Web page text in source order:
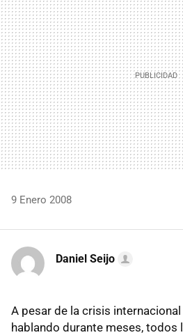
9 Enero 2008
Daniel Seijo
A pesar de la crisis
hablando durante meses, todos